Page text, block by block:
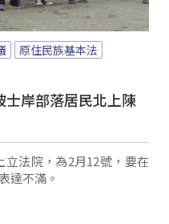
原住民族基本法
士岸部落居民北上陳
法院，為2月12號，要在
達不滿。